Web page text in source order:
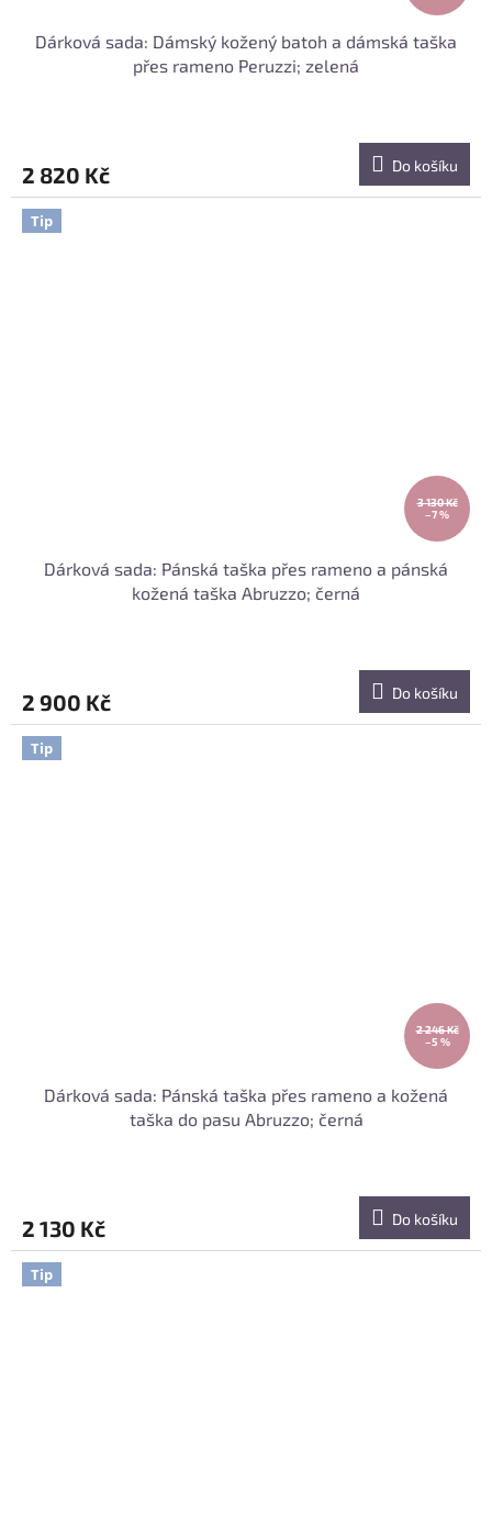
Dárková sada: Dámský kožený batoh a dámská taška
přes rameno Peruzzi; zelená
2 820 Kč Do košíku
Tip
3 130 Kč
–7 %
Dárková sada: Pánská taška přes rameno a pánská
kožená taška Abruzzo; černá
2 900 Kč Do košíku
Tip
2 246 Kč
–5 %
Dárková sada: Pánská taška přes rameno a kožená
taška do pasu Abruzzo; černá
2 130 Kč Do košíku
Tip